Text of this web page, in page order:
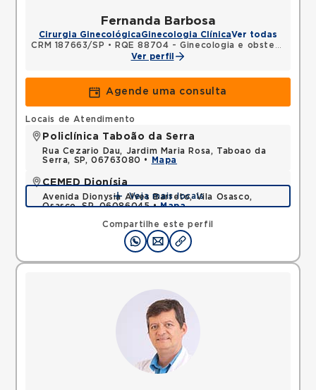
Fernanda Barbosa
Cirurgia GinecológicaGinecologia ClínicaVer todas
CRM 187663/SP •
RQE 88704 - Ginecologia e obstetrícia
Ver perfil
Agende uma consulta
Compartilhe este perfil
Locais de Atendimento
Policlínica Taboão da Serra
Rua Cezario Dau, Jardim Maria Rosa, Taboao da
Serra, SP, 06763080 •
Mapa
CEMED Dionísia
Avenida Dionysia Alves Barreto, Vila Osasco,
Osasco, SP, 06086045 •Mapa
Veja mais locais